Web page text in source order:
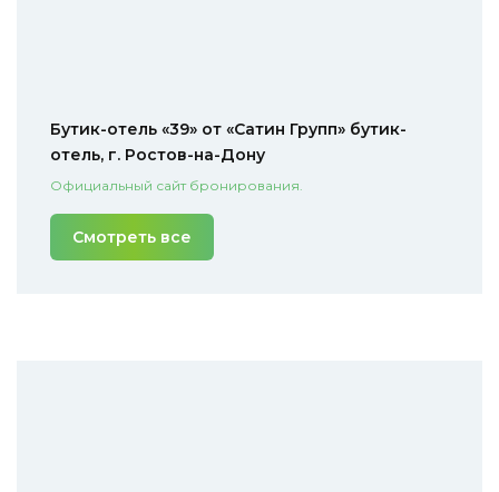
Бутик-отель «39» от «Сатин Групп» бутик-
отель, г. Ростов-на-Дону
Официальный сайт бронирования.
Смотреть все